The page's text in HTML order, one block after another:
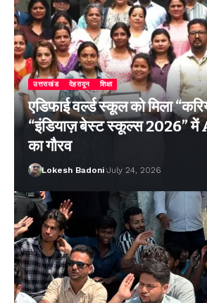
उत्तराखंड देहरादून शिक्षा
एडिफाई वर्ल्ड स्कूल को मिला
“इंडियाज़ बेस्ट स्कूल्स 2026” में
का गौरव
Lokesh Badoni July 24, 2026